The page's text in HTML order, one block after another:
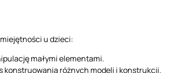
u dzieci:
małymi elementami.
konstruowania różnych modeli i konstrukcji.